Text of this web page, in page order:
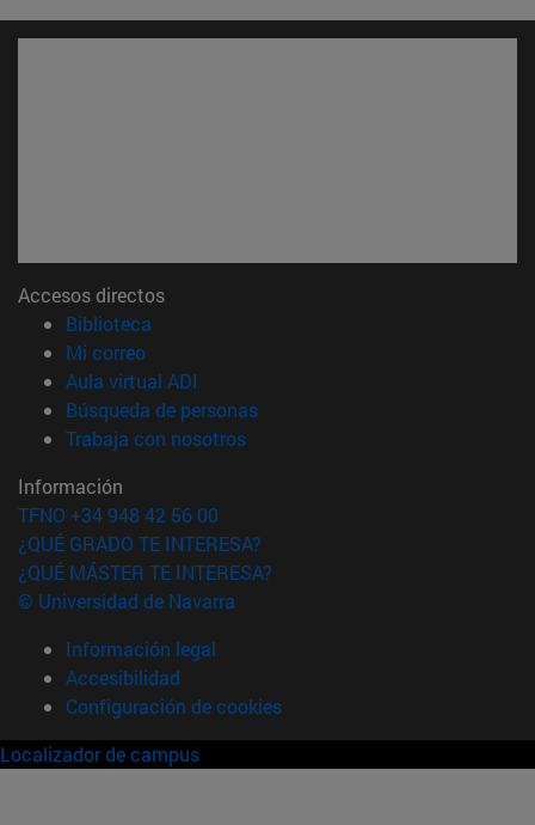
Accesos directos
Biblioteca
Mi correo(abre en nueva ventana)
Aula virtual ADI
Búsqueda de personas(abre en nueva ventana)
Trabaja con nosotros(abre en nueva ventana)
Información
TFNO +34 948 42 56 00
¿QUÉ GRADO TE INTERESA?
¿QUÉ MÁSTER TE INTERESA?
© Universidad de Navarra
Información legal
Accesibilidad
Configuración de cookies
Localizador de campus